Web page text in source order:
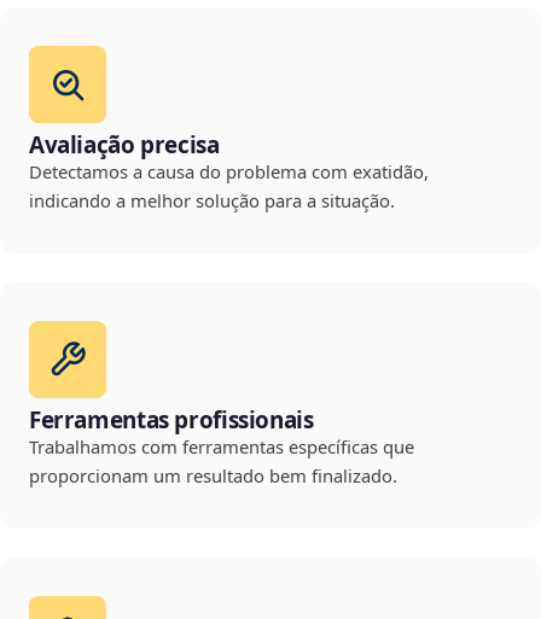
Avaliação precisa
Detectamos a causa do problema com exatidão,
indicando a melhor solução para a situação.
Ferramentas profissionais
Trabalhamos com ferramentas específicas que
proporcionam um resultado bem finalizado.